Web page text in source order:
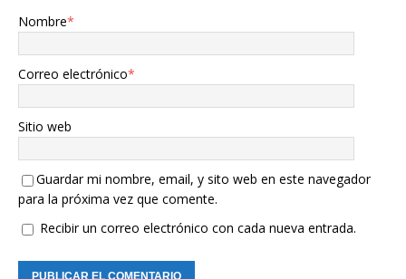
Nombre*
Correo electrónico*
Sitio web
Guardar mi nombre, email, y sito web en este navegador
para la próxima vez que comente.
Recibir un correo electrónico con cada nueva entrada.